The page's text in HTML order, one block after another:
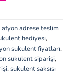
afyon adrese teslim
hediyesi,
sukulent fiyatları,
sukulent siparişi,
,sukulent saksısı